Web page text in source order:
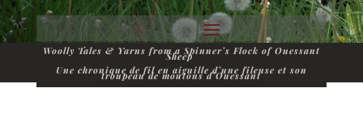
Woolly Tales & Yarns from a Spinner’s Flock of Ouessant
Sheep
Une chronique de fil en aiguille d’une fileuse et son
troupeau de moutons d’Ouessant